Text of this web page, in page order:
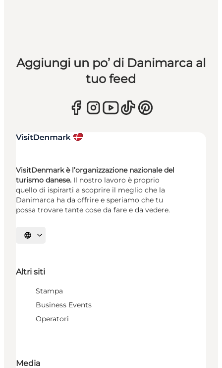
Aggiungi un po’ di Danimarca al
tuo feed
VisitDenmark è l’organizzazione nazionale del
turismo danese. Il nostro lavoro è proprio
quello di ispirarti a scoprire il meglio che la
Danimarca ha da offrire e speriamo che tu
possa trovare tante cose da fare e da vedere.
Seleziona la lingua
Altri siti
Stampa
Business Events
Operatori
Media